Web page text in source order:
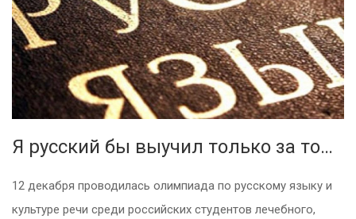
Я русский бы выучил только за то…
12 декабря проводилась олимпиада по русскому языку и
культуре речи среди российских студентов лечебного,